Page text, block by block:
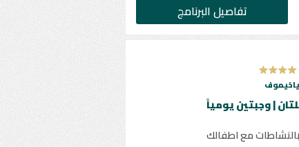
تفاصيل البرنامج
| وجبتين يومياً
مع اطفالك